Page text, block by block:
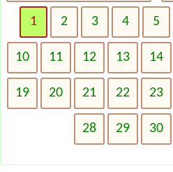
1 2 3 4 5
10 11 12 13 14
19 20 21 22 23
28 29 30